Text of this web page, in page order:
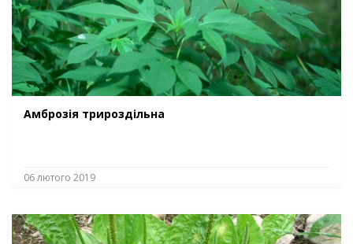
Амброзія трироздільна
06 лютого 2019